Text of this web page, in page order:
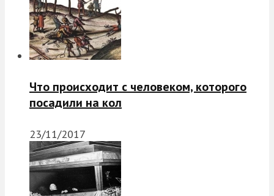
Что происходит с человеком, которого
посадили на кол
23/11/2017